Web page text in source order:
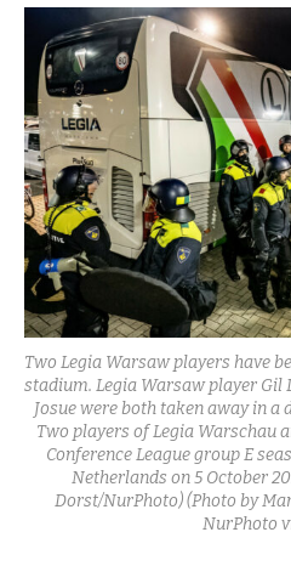
Two Legia Warsaw players have
stadium. Legia Warsaw player Gil
Josue were both taken away in
Two players of Legia Warschau
Conference League group E
Netherlands on 5 October
Dorst/NurPhoto) (Photo by
NurPhoto